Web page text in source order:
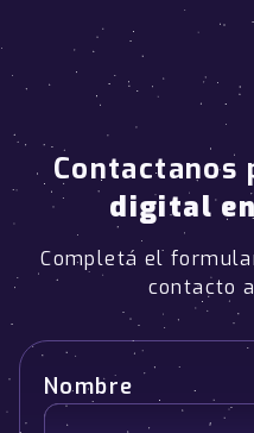
Contactanos
digital
Completá el
contacto
Nombre